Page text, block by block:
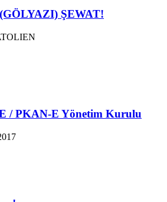
ŞEWAT!
/ PKAN-E Yönetim Kurulu